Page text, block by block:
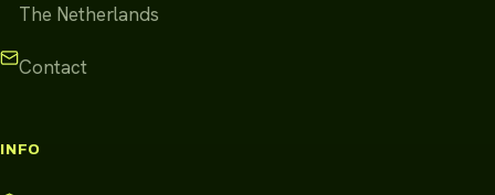
The Netherlands
Contact
INFO